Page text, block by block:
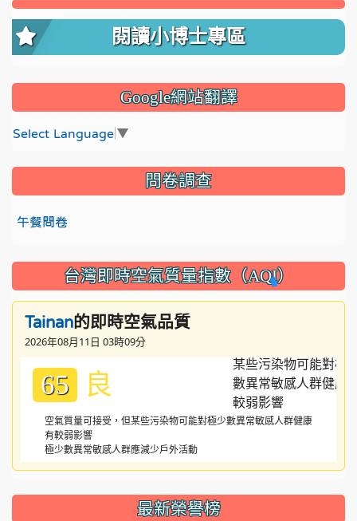
閱讀小博士專區
Google網站翻譯
Select Language ▼
問卷調查
午餐問卷
台灣即時空氣質量指數（AQI）
Tainan的即時空氣品質
2026年08月11日 03時09分
65 良
空氣質量可接受，但某些污染物可能對極少數異常敏感人群健康
有較弱影響
極少數異常敏感人群應減少戶外活動
::: 最新榮譽榜